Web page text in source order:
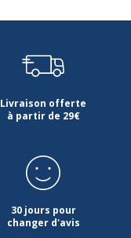
Livraison offerte
à partir de 29€
30 jours pour
changer d'avis